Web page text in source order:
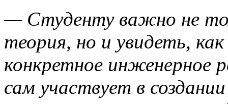
— Студенту важно не
теория, но и увидеть,
конкретное инженерное
сам участвует в